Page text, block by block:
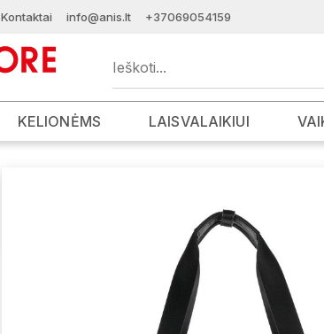
Kontaktai info@anis.lt +37069054159
KELIONĖMS LAISVALAIKIUI